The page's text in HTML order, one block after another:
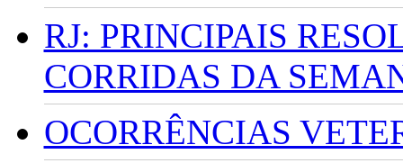
RJ: PRINCIPAIS
CORRIDAS DA
OCORRÊNCIAS